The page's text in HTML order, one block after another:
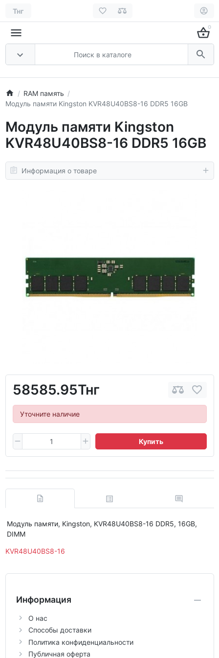
Тнг
0
RAM память
Модуль памяти Kingston KVR48U40BS8-16 DDR5 16GB
Модуль памяти Kingston
KVR48U40BS8-16 DDR5 16GB
Информация о товаре
58585.95Тнг
Уточните наличие
Купить
Модуль памяти, Kingston, KVR48U40BS8-16 DDR5, 16GB,
DIMM
KVR48U40BS8-16
Информация
О нас
Способы доставки
Политика конфиденциальности
Публичная оферта